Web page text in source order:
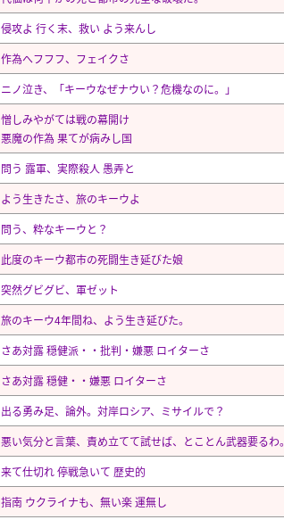
侵攻よ 行く末、救い よう来んし
作為へフフフ、フェイクさ
ニノ泣き、「キーウなぜナウい？危機なのに。」
憎しみやがては戦の幕開け
悪魔の作為 果てが病みし国
問う 露軍、実際殺人 愚弄と
よう生きたさ、旅のキーウよ
問う、粋なキーウと？
此度のキーウ都市の死闘生き延びた娘
突然グビグビ、軍ゼット
旅のキーウ4年間ね、よう生き延びた。
さあ対露 穏健派・・批判・嫌悪 ロイターさ
さあ対露 穏健・・嫌悪 ロイターさ
出る勇み足、論外。対岸ロシア、ミサイルで？
悪い気分と言葉、責め立てて試せば、とことん武器要るわ。
来て仕切れ 停戦急いて 歴史的
指南 ウクライナも、無い楽 運無し